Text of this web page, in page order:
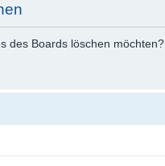
des Boards löschen möchten?